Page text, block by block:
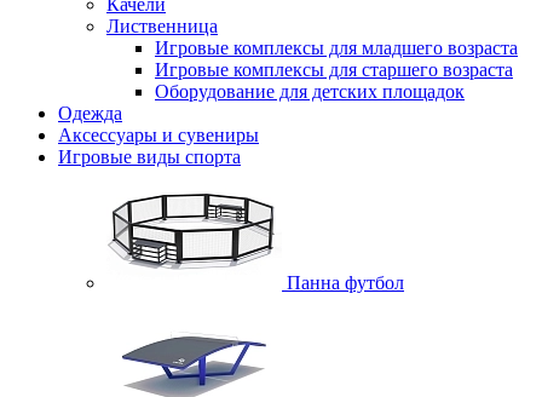
Качели
Лиственница
Игровые комплексы для младшего возраста
Игровые комплексы для старшего возраста
Оборудование для детских площадок
Одежда
Аксессуары и сувениры
Игровые виды спорта
Панна футбол